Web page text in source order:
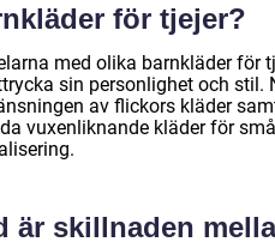
för tjejer?
med olika barnkläder för
sin personlighet och stil.
av flickors kläder
vuxenliknande kläder för
är skillnaden